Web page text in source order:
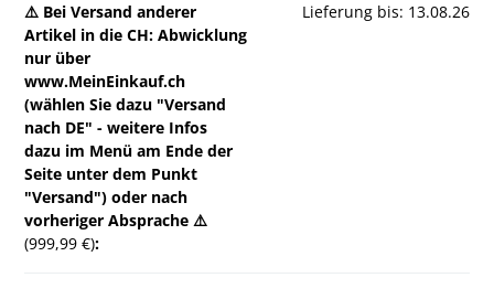
⚠️ Bei Versand anderer
Artikel in die CH: Abwicklung
nur über
www.MeinEinkauf.ch
(wählen Sie dazu "Versand
nach DE" - weitere Infos
dazu im Menü am Ende der
Seite unter dem Punkt
"Versand") oder nach
vorheriger Absprache ⚠️
(999,99 €):
Lieferung bis: 13.08.26